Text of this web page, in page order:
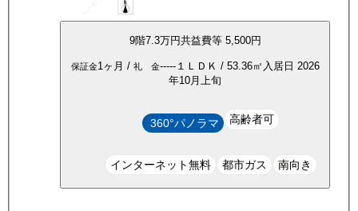
9階7.3万円共益費等 5,500円
保証金1ヶ月 / 礼 金-----１ＬＤＫ / 53.36㎡ 入居日 2026
年10月上旬
360°パノラマ 高齢者可
インターネット無料 都市ガス 南向き